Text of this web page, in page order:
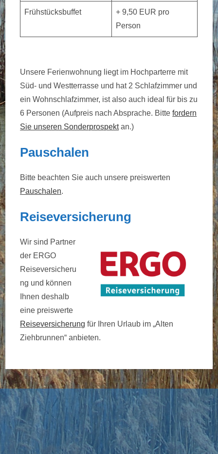
Frühstücksbuffet
+ 9,50 EUR pro
Person
Unsere Ferienwohnung liegt im Hochparterre mit
Süd- und Westterrasse und hat 2 Schlafzimmer und
ein Wohnschlafzimmer, ist also auch ideal für bis zu
6 Personen (Aufpreis nach Absprache. Bittefordern
Sie unseren Sonderprospektan.)
Pauschalen
Bitte beachten Sie auch unsere preiswerten
Pauschalen.
Reiseversicherung
Wir sind Partner
der ERGO
Reiseversicheru
ng und können
Ihnen deshalb
eine preiswerte
Reiseversicherung für Ihren Urlaub im „Alten
Ziehbrunnen“ anbieten.